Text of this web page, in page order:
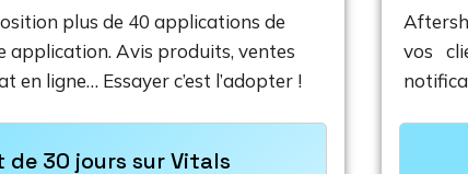
plus de 40 applications de
application. Avis produits, ventes
en ligne… Essayer c’est l’adopter !
de 30 jours sur Vitals
vos